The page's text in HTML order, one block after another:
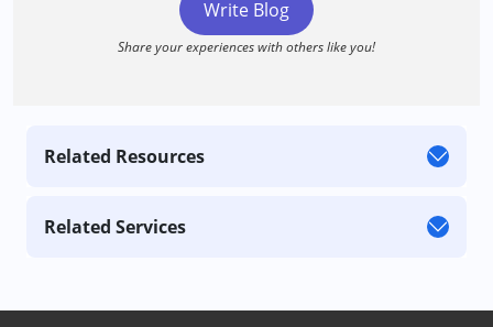
Write Blog
Share your experiences with others like you!
Related Resources
Related Services